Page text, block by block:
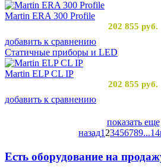
Martin ERA 300 Profile
202 855 руб.
добавить к сравнению
Статичные приборы и LED
Martin ELP CL IP
202 855 руб.
добавить к сравнению
показать еще
назад1 23456789...14
Есть оборудование на